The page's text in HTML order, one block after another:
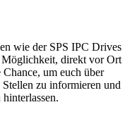
wie der SPS IPC Drives
Möglichkeit, direkt vor Ort
um euch über
zu informieren und